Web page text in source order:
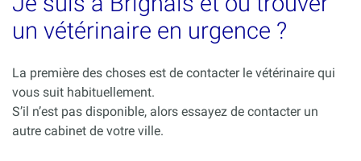
un vétérinaire en urgence ?
La première des choses est de contacter le vétérinaire qui
vous suit habituellement.
S’il n’est pas disponible, alors essayez de contacter un
autre cabinet de votre ville.